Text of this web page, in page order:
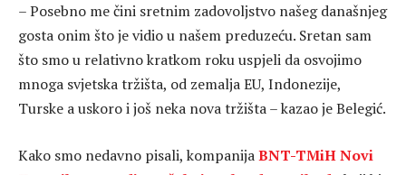
– Posebno me čini sretnim zadovoljstvo našeg današnjeg
gosta onim što je vidio u našem preduzeću. Sretan sam
što smo u relativno kratkom roku uspjeli da osvojimo
mnoga svjetska tržišta, od zemalja EU, Indonezije,
Turske a uskoro i još neka nova tržišta – kazao je Belegić.
Kako smo nedavno pisali, kompanijaBNT-TMiH Novi